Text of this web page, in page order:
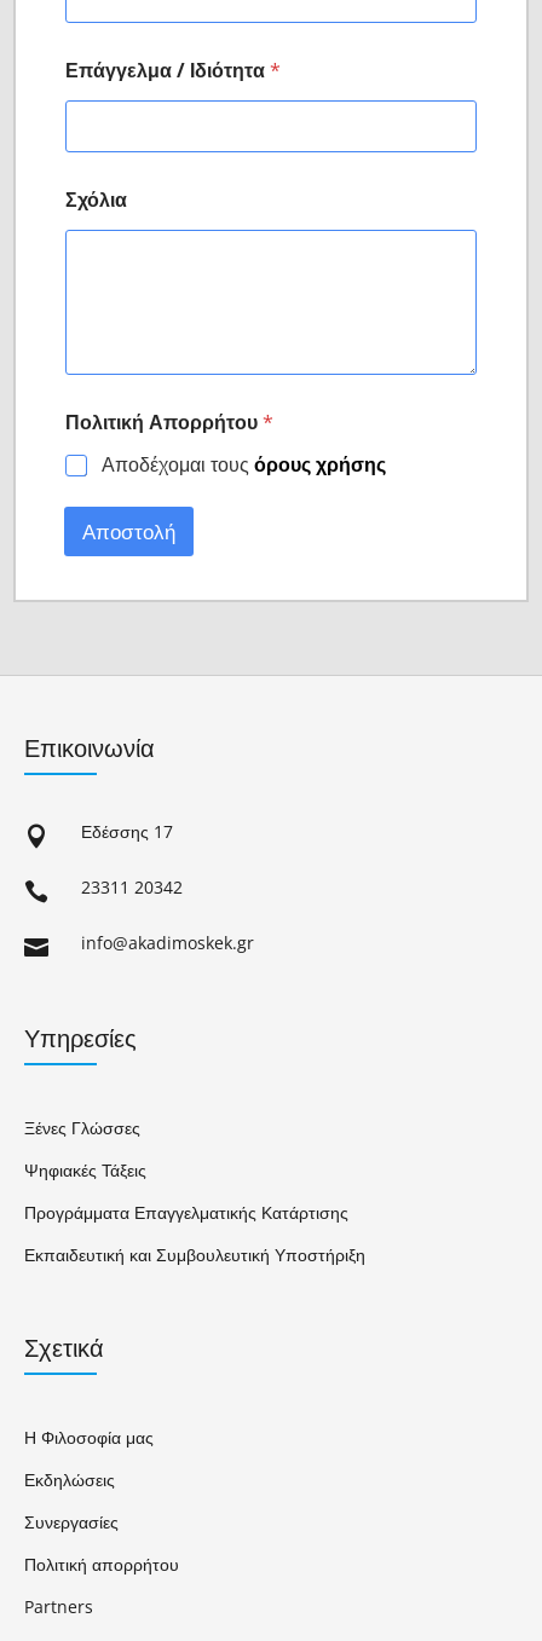
Επάγγελμα / Ιδιότητα*
Σχόλια
Πολιτική Απορρήτου*
Αποδέχομαι τουςόρους χρήσης
Αποστολή
Επικοινωνία
 Εδέσσης 17
 23311 20342
 info@akadimoskek.gr
Υπηρεσίες
Ξένες Γλώσσες
Ψηφιακές Τάξεις
Προγράμματα Επαγγελματικής Κατάρτισης
Εκπαιδευτική και Συμβουλευτική Υποστήριξη
Σχετικά
Η Φιλοσοφία μας
Εκδηλώσεις
Συνεργασίες
Πολιτική απορρήτου
Partners